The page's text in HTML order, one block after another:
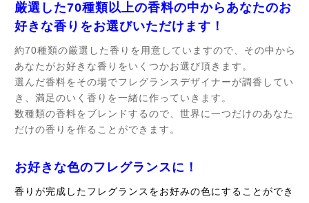
厳選した70種類以上の香料の中からあなたのお
好きな香りをお選びいただけます！
約70種類の厳選した香りを用意していますので、その中から
あなたがお好きな香りをいくつかお選び頂きます。
選んだ香料をその場でフレグランスデザイナーが調香してい
き、満足のいく香りを一緒に作っていきます。
数種類の香料をブレンドするので、世界に一つだけのあなた
だけの香りを作ることができます。
お好きな色のフレグランスに！
香りが完成したフレグランスをお好みの色にすることができ